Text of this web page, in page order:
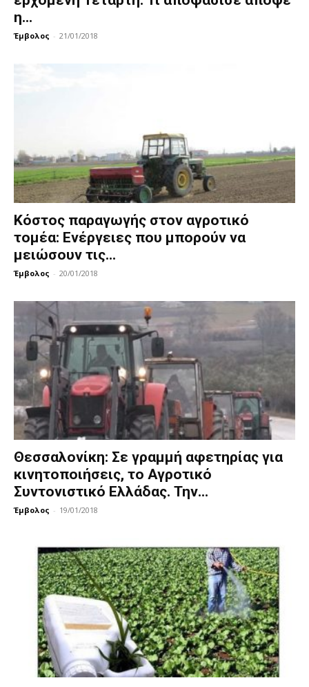
η...
Έμβολος - 21/01/2018
Κόστος παραγωγής στον αγροτικό
τομέα: Ενέργειες που μπορούν να
μειώσουν τις...
Έμβολος - 20/01/2018
Θεσσαλονίκη: Σε γραμμή αφετηρίας για
κινητοποιήσεις, το Αγροτικό
Συντονιστικό Ελλάδας. Την...
Έμβολος - 19/01/2018